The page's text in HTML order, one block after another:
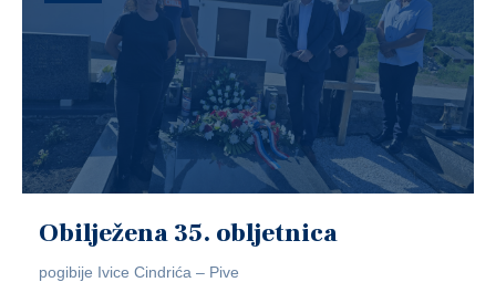
Obilježena 35. obljetnica
pogibije Ivice Cindrića – Pive